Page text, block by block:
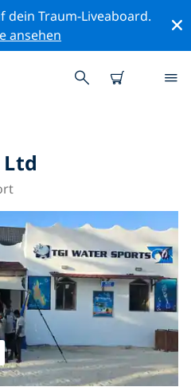
dein Traum-Liveaboard.
ansehen